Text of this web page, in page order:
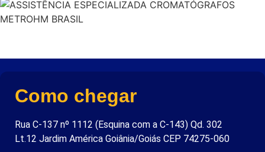
Como chegar
Rua C-137 nº 1112 (Esquina com a C-143) Qd. 302
Lt.12 Jardim América Goiânia/Goiás CEP 74275-060